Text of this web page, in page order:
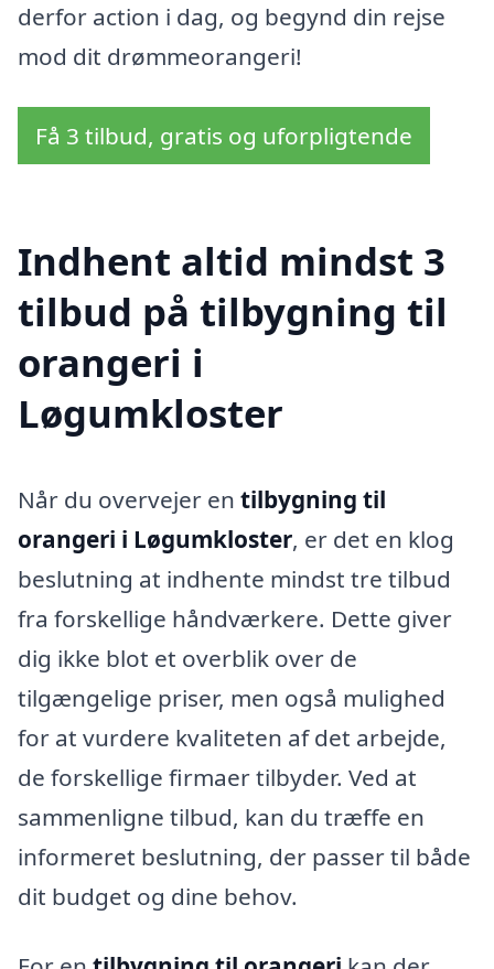
derfor action i dag, og begynd din rejse
mod dit drømmeorangeri!
Få 3 tilbud, gratis og uforpligtende
Indhent altid mindst 3
tilbud på tilbygning til
orangeri i
Løgumkloster
Når du overvejer en tilbygning til
orangeri i Løgumkloster, er det en klog
beslutning at indhente mindst tre tilbud
fra forskellige håndværkere. Dette giver
dig ikke blot et overblik over de
tilgængelige priser, men også mulighed
for at vurdere kvaliteten af det arbejde,
de forskellige firmaer tilbyder. Ved at
sammenligne tilbud, kan du træffe en
informeret beslutning, der passer til både
dit budget og dine behov.